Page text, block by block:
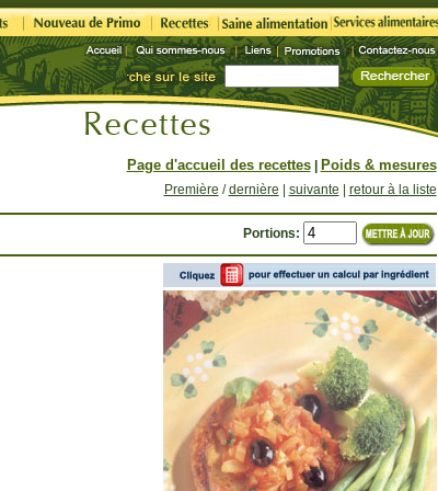
Page d'accueil des recettes| Poids & mesures
Première /dernière suivante retour à la liste
Portions: